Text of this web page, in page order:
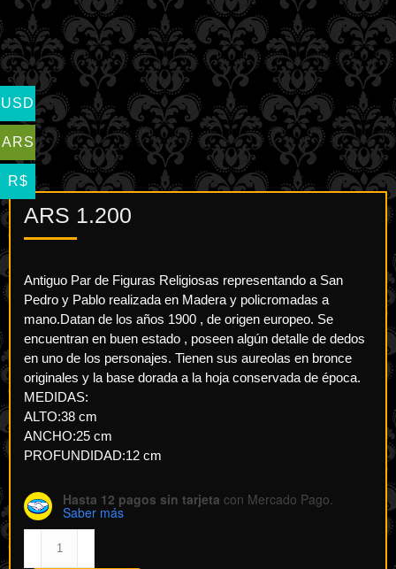
ARS 1.200
Antiguo Par de Figuras Religiosas representando a San
Pedro y Pablo realizada en Madera y policromadas a
mano.Datan de los años 1900 , de origen europeo. Se
encuentran en buen estado , poseen algún detalle de dedos
en uno de los personajes. Tienen sus aureolas en bronce
originales y la base dorada a la hoja conservada de época.
MEDIDAS:
ALTO:38 cm
ANCHO:25 cm
PROFUNDIDAD:12 cm
Hasta 12 pagos sin tarjeta con Mercado Pago.
Saber más
USD
ARS
R$